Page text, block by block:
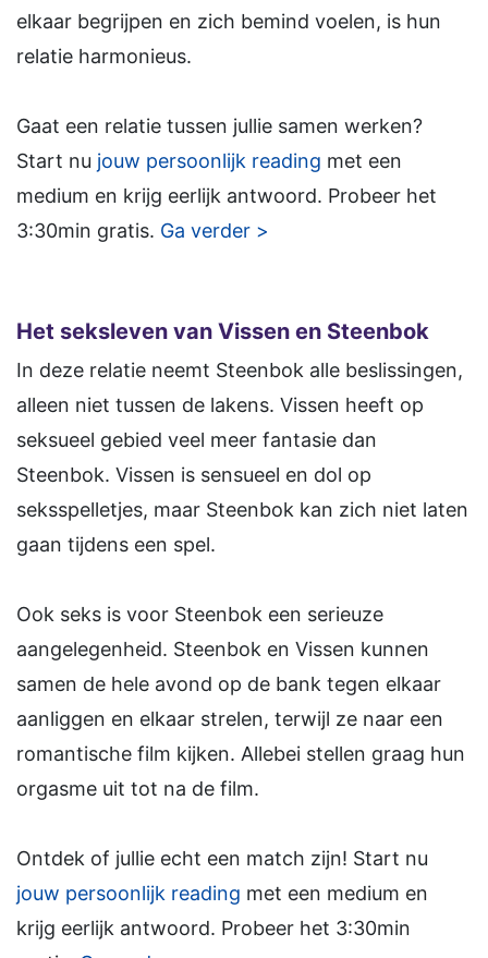
elkaar begrijpen en zich bemind voelen, is hun
relatie harmonieus.
Gaat een relatie tussen jullie samen werken?
Start nu jouw persoonlijk reading met een
medium en krijg eerlijk antwoord. Probeer het
3:30min gratis. Ga verder >
Het seksleven van Vissen en Steenbok
In deze relatie neemt Steenbok alle beslissingen,
alleen niet tussen de lakens. Vissen heeft op
seksueel gebied veel meer fantasie dan
Steenbok. Vissen is sensueel en dol op
seksspelletjes, maar Steenbok kan zich niet laten
gaan tijdens een spel.
Ook seks is voor Steenbok een serieuze
aangelegenheid. Steenbok en Vissen kunnen
samen de hele avond op de bank tegen elkaar
aanliggen en elkaar strelen, terwijl ze naar een
romantische film kijken. Allebei stellen graag hun
orgasme uit tot na de film.
Ontdek of jullie echt een match zijn! Start nu
jouw persoonlijk reading met een medium en
krijg eerlijk antwoord. Probeer het 3:30min